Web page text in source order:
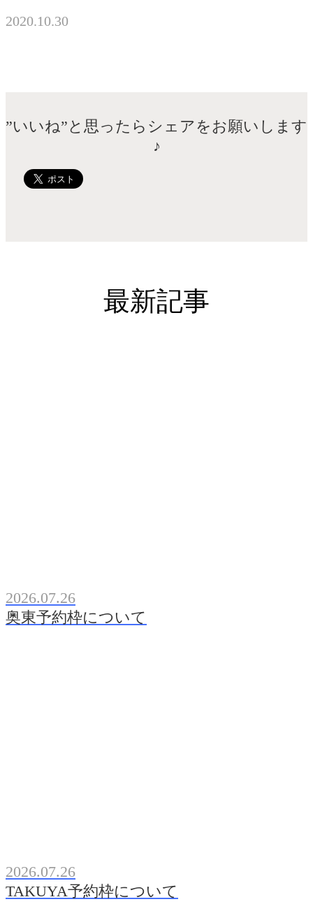
2020.10.30
”いいね”と思ったらシェアをお願いします
♪
最新記事
2026.07.26
奥東予約枠について
2026.07.26
TAKUYA予約枠について